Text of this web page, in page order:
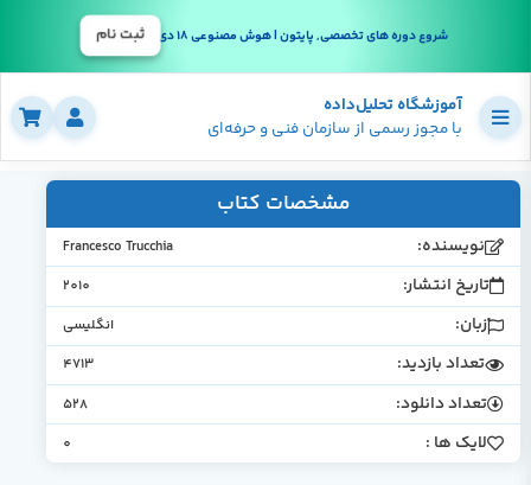
شروع دوره های تخصصی, پایتون | هوش مصنوعی 18 دی ثبت نام
آموزشگاه تحلیل‌داده
با مجوز رسمی از سازمان فنی و حرفه‌ای
مشخصات کتاب
نویسنده: Francesco Trucchia
تاریخ انتشار: 2010
زبان: انگلیسی
تعداد بازدید: 4713
تعداد دانلود: 528
لایک ها : 0